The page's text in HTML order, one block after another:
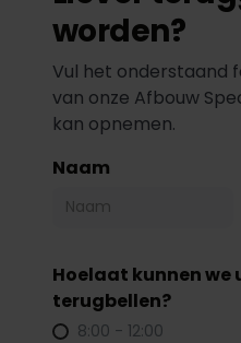
worden?
Vul het onderstaand
van onze Afbouw
kan opnemen.
Naam
Hoelaat kunnen we
terugbellen?
8:00 - 12:00